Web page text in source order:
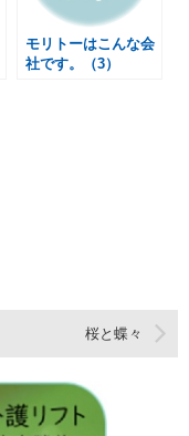
モリトーはこんな会
社です。（3）
桜と蝶々